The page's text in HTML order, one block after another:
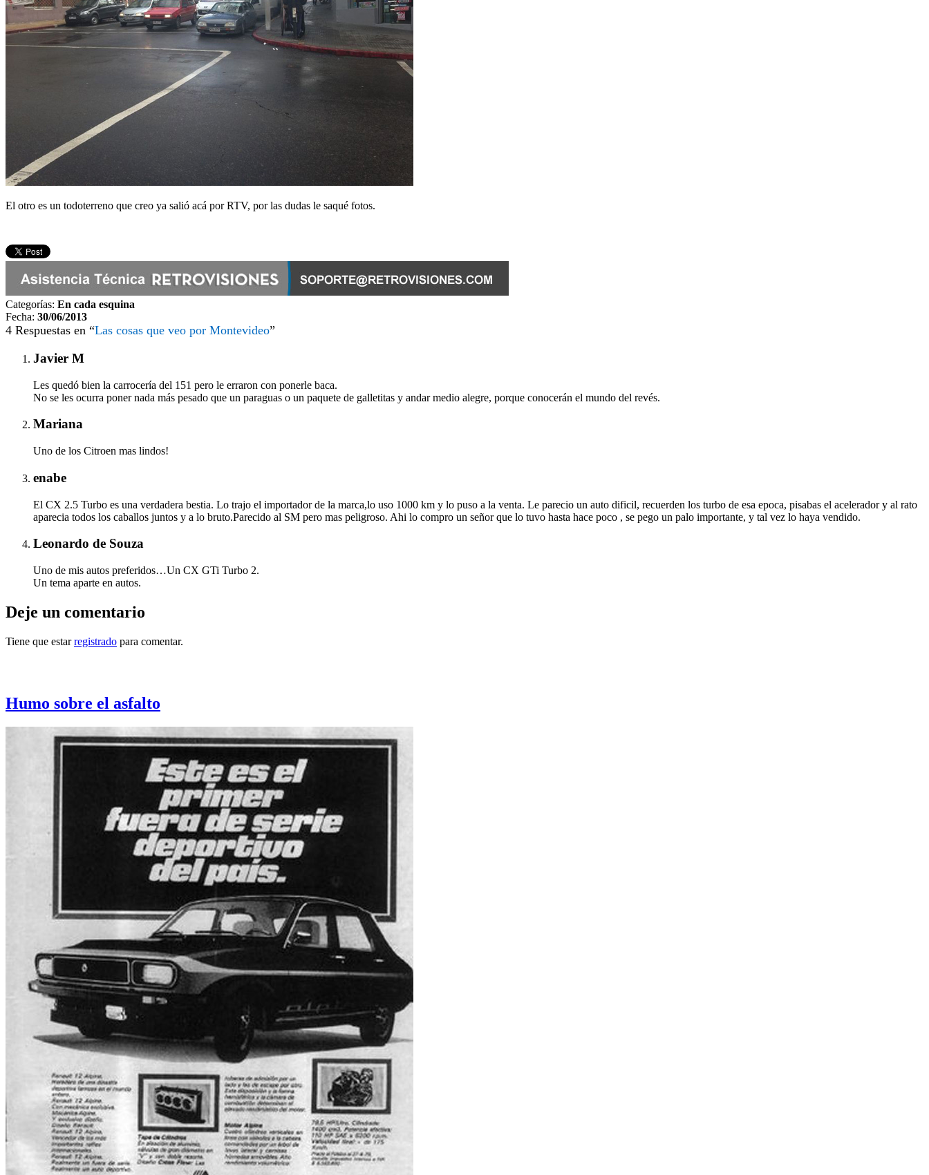
El otro es un todoterreno que creo ya salió acá por RTV, por las dudas le saqué fotos.
Categorías: En cada esquina
Fecha: 30/06/2013
4 Respuestas en “Las cosas que veo por Montevideo”
Javier M
Les quedó bien la carrocería del 151 pero le erraron con ponerle baca.
No se les ocurra poner nada más pesado que un paraguas o un paquete de galletitas y andar medio alegre, porque conocerán el mundo del revés.
Mariana
Uno de los Citroen mas lindos!
enabe
El CX 2.5 Turbo es una verdadera bestia. Lo trajo el importador de la marca,lo uso 1000 km y lo puso a la venta. Le parecio un auto dificil, recuerden los turbo de esa epoca, pisabas el acelerador y al rato
aparecia todos los caballos juntos y a lo bruto.Parecido al SM pero mas peligroso. Ahi lo compro un señor que lo tuvo hasta hace poco , se pego un palo importante, y tal vez lo haya vendido.
Leonardo de Souza
Uno de mis autos preferidos…Un CX GTi Turbo 2.
Un tema aparte en autos.
Deje un comentario
Tiene que estarregistrado para comentar.
Humo sobre el asfalto